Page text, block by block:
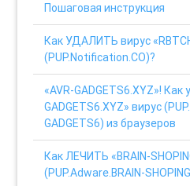
Пошаговая инструкция
Как УДАЛИТЬ вирус
(PUP.Notification.CO)?
«AVR-GADGETS6.XYZ»! Как
GADGETS6.XYZ» вирус
GADGETS6) из браузеров
Как ЛЕЧИТЬ «BRAIN-
(PUP.Adware.BRAIN-